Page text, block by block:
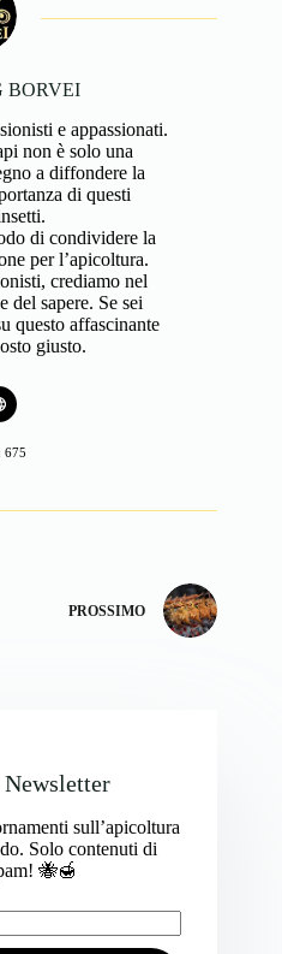
BORVEI
e appassionati.
non è solo una
a diffondere la
di questi
di condividere la
per l’apicoltura.
crediamo nel
del sapere. Se sei
questo affascinante
giusto.
675
PROSSIMO
sull’apicoltura
Solo contenuti di
🐝🍯